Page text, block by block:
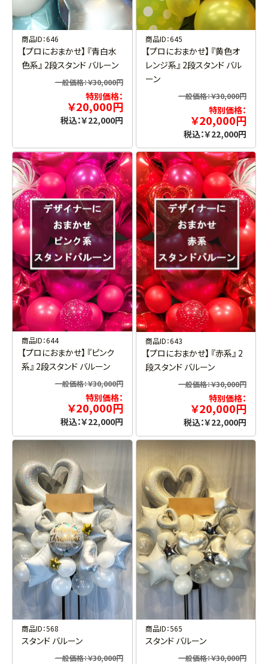
商品ID：646
【プロにおまかせ】 『青白水
色系』 2段スタンド バルーン
一般価格：￥30,000円
特別価格：
￥20,000円
税込：￥22,000円
商品ID：645
【プロにおまかせ】 『黄色オ
レンジ系』 2段スタンド バル
ーン
一般価格：￥30,000円
特別価格：
￥20,000円
税込：￥22,000円
商品ID：644
【プロにおまかせ】 『ピンク
系』 2段スタンド バルーン
一般価格：￥30,000円
特別価格：
￥20,000円
税込：￥22,000円
商品ID：643
【プロにおまかせ】 『赤系』 2
段スタンド バルーン
一般価格：￥30,000円
特別価格：
￥20,000円
税込：￥22,000円
商品ID：568
スタンド バルーン
一般価格：￥30,000円
商品ID：565
スタンド バルーン
一般価格：￥30,000円